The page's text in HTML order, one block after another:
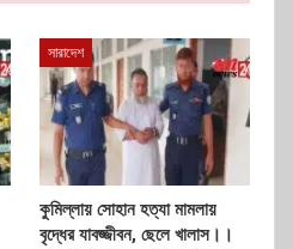
সারাদেশ
কুমিল্লায় সোহান হত্যা মামলায়
বৃদ্ধের যাবজ্জীবন, ছেলে খালাস।।